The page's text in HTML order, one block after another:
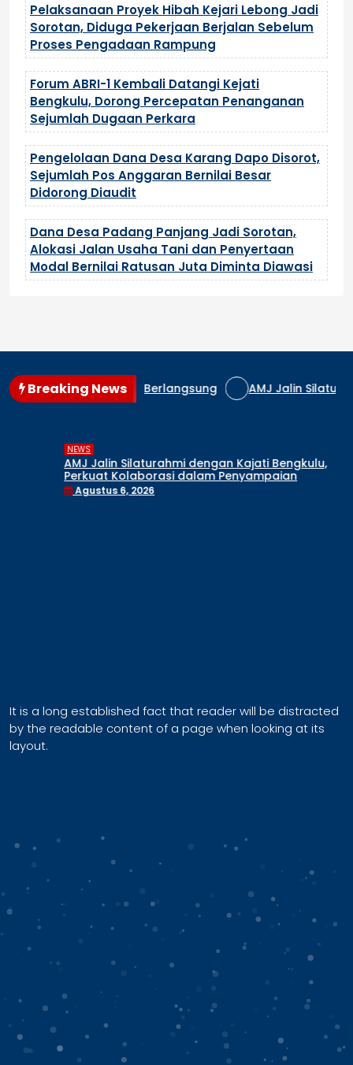
Pelaksanaan Proyek Hibah Kejari Lebong Jadi
Sorotan, Diduga Pekerjaan Berjalan Sebelum
Proses Pengadaan Rampung
Forum ABRI-1 Kembali Datangi Kejati
Bengkulu, Dorong Percepatan Penanganan
Sejumlah Dugaan Perkara
Pengelolaan Dana Desa Karang Dapo Disorot,
Sejumlah Pos Anggaran Bernilai Besar
Didorong Diaudit
Dana Desa Padang Panjang Jadi Sorotan,
Alokasi Jalan Usaha Tani dan Penyertaan
Modal Bernilai Ratusan Juta Diminta Diawasi
Breaking News
Masih Berlangsung AMJ Jalin Silaturahmi dengan
DAERAH
Pelaksanaan Proyek Hibah Kejari Lebong Jadi
Sorotan, Diduga Pekerjaan Berjalan Sebelum
Proses Pengadaan Rampung
Agustus 5, 2026
EKONOMI
HUKUM
NASIONAL
News
UNCATEGORIZED